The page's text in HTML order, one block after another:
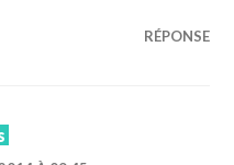
RÉPONSE